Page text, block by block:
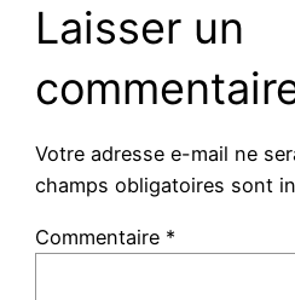
Laisser un
Votre adresse e-mail ne
champs obligatoires sont
Commentaire *